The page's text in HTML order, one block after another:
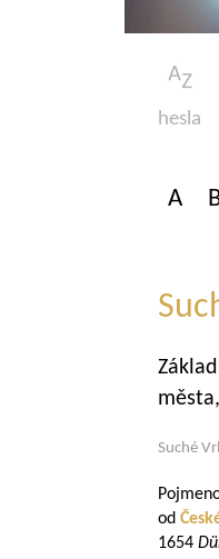
hesla
A
Suché
od
1654